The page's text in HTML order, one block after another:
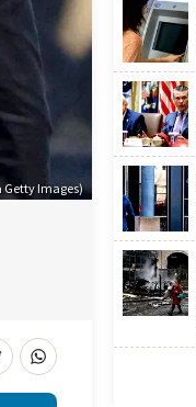
Getty Images)